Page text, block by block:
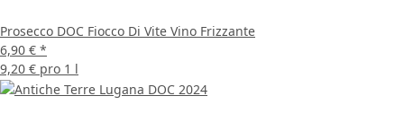
Prosecco DOC Fiocco Di Vite Vino Frizzante
6,90 € *
9,20 € pro 1 l